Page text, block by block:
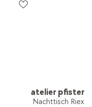
atelier pfister
Nachttisch Riex